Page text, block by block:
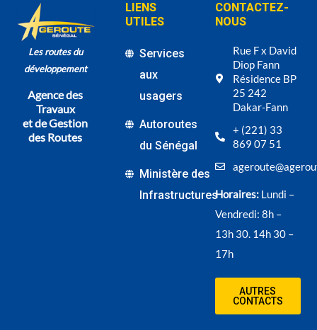
Les routes du
développement
Agence des
Travaux
et de Gestion
des Routes
LIENS
UTILES
Services
aux
usagers
Autoroutes
du Sénégal
Ministère des
Infrastructures
CONTACTEZ-
NOUS
Rue F x David
Diop Fann
Résidence BP
25 242
Dakar-Fann
+ (221) 33
869 07 51
Horaires:Lundi –
Vendredi: 8h –
13h 30. 14h 30 –
17h
AUTRES
CONTACTS